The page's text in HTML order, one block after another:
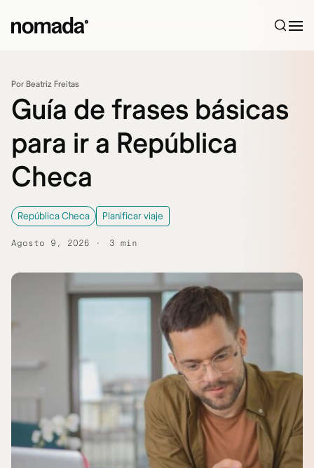
Por Beatriz Freitas
Guía de frases básicas
para ir a República
Checa
República Checa Planificar viaje
Agosto 9, 2026 3 min